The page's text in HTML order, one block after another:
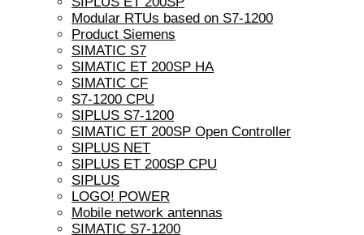
Modular RTUs based on S7-1200
Product Siemens
SIMATIC S7
SIMATIC ET 200SP HA
SIMATIC CF
S7-1200 CPU
SIPLUS S7-1200
SIMATIC ET 200SP Open Controller
SIPLUS NET
SIPLUS ET 200SP CPU
SIPLUS
LOGO! POWER
Mobile network antennas
SIMATIC S7-1200